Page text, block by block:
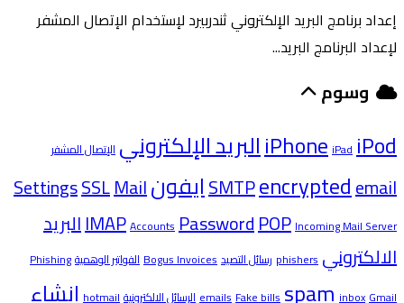
إعداد برنامج البريد الإلكتروني ثندربيرد لإستخدام الإتصال المشفر
لإعداد البرنامج البريد...
وسوم
iPhoneiPadiPod البريد الإلكتروني الإتصال المشفر
SMTPencryptedemail ايفون SettingsSSLMail
IMAPAccountsPasswordPOPIncoming Mail Server
البريد
الالكتروني phishers رسائل التصيدBogus Invoicesالفواتير الوهميةPhishing
emailsFake billsspaminboxGmail الرسائل الالكترونيةhotmailانشاء